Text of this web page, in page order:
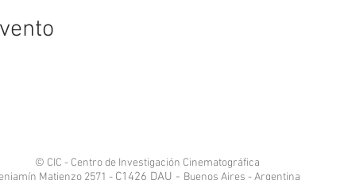
© CIC - Centro de Investigación Cinematográfica
Matienzo 2571 - C1426 DAU - Buenos Aires - Argentina